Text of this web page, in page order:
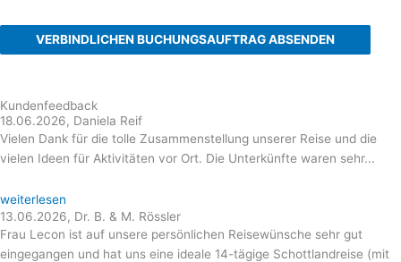
VERBINDLICHEN BUCHUNGSAUFTRAG ABSENDEN
Kundenfeedback
18.06.2026, Daniela Reif
Vielen Dank für die tolle Zusammenstellung unserer Reise und die
vielen Ideen für Aktivitäten vor Ort. Die Unterkünfte waren sehr...
weiterlesen
13.06.2026, Dr. B. & M. Rössler
Frau Lecon ist auf unsere persönlichen Reisewünsche sehr gut
eingegangen und hat uns eine ideale 14-tägige Schottlandreise (mit